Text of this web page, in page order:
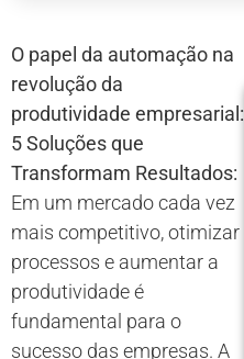
O papel da automação na
revolução da
produtividade empresarial:
5 Soluções que
Transformam Resultados:
Em um mercado cada vez
mais competitivo, otimizar
processos e aumentar a
produtividade é
fundamental para o
sucesso das empresas. A